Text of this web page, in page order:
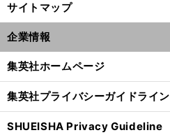
サイトマップ
企業情報
集英社ホームページ
集英社プライバシーガイドライン
SHUEISHA Privacy Guideline